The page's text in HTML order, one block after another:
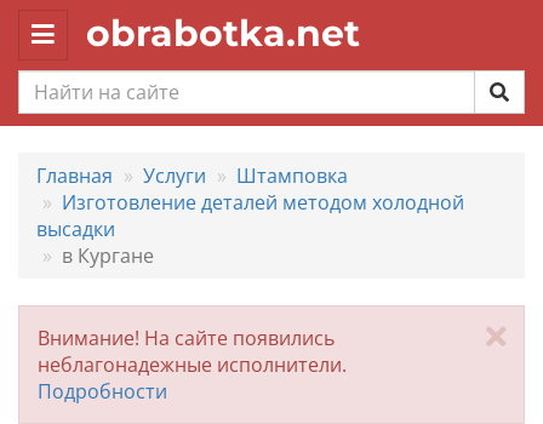
Toggle
navigation
obrabotka.net
Главная Услуги
Штамповка
Изготовление деталей методом холодной
высадки
в Кургане
Внимание! На сайте появились
неблагонадежные исполнители.
Подробности